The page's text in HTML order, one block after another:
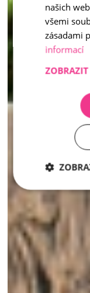
našich
všemi
zásadami
informací
soubory